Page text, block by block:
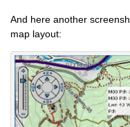
And here another
map layout: